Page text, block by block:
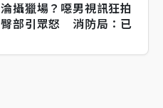
攝獵場？噁男視訊狂拍
部引眾怒 消防局：已